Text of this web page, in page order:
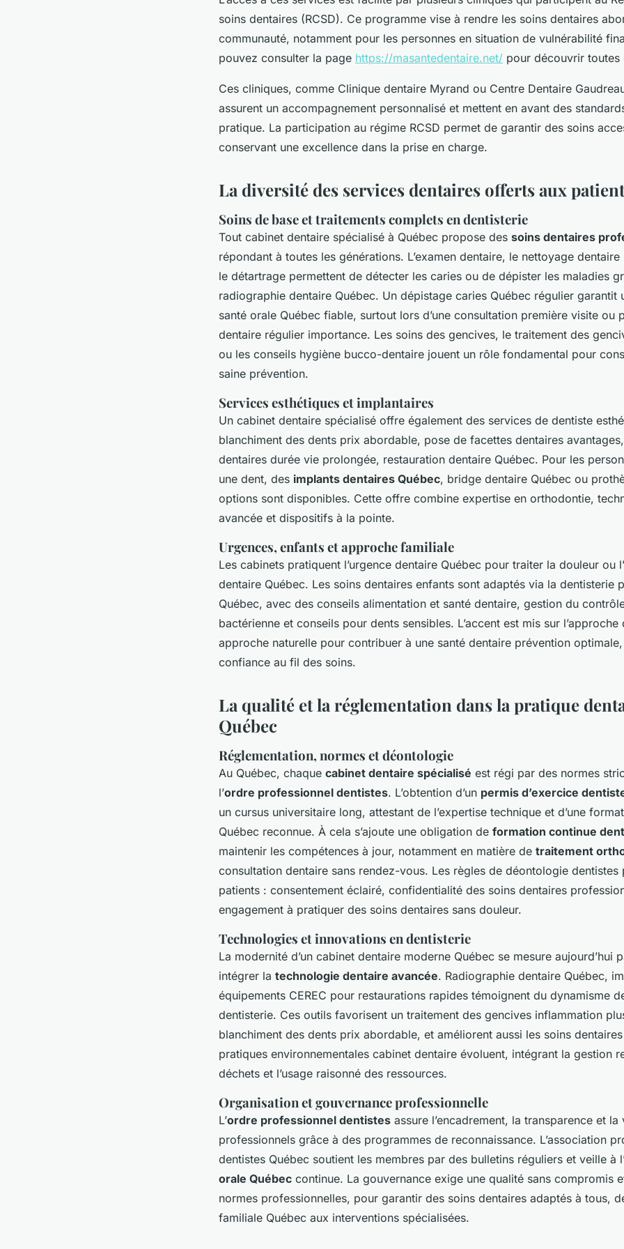
soins dentaires (RCSD). Ce programme vise à rendre les soins dentaires
communauté, notamment pour les personnes en situation de vulnérabilité
pouvez consulter la page https://masantedentaire.net/ pour découvrir toutes
Ces cliniques, comme Clinique dentaire Myrand ou Centre Dentaire
assurent un accompagnement personnalisé et mettent en avant des
pratique. La participation au régime RCSD permet de garantir des soins
conservant une excellence dans la prise en charge.
La diversité des services dentaires offerts aux
Soins de base et traitements complets en dentisterie
Tout cabinet dentaire spécialisé à Québec propose des soins dentaires
répondant à toutes les générations. L’examen dentaire, le nettoyage
le détartrage permettent de détecter les caries ou de dépister les maladies
radiographie dentaire Québec. Un dépistage caries Québec régulier garantit
santé orale Québec fiable, surtout lors d’une consultation première visite ou
dentaire régulier importance. Les soins des gencives, le traitement des
ou les conseils hygiène bucco-dentaire jouent un rôle fondamental pour
saine prévention.
Services esthétiques et implantaires
Un cabinet dentaire spécialisé offre également des services de dentiste
blanchiment des dents prix abordable, pose de facettes dentaires
dentaires durée vie prolongée, restauration dentaire Québec. Pour les
une dent, des implants dentaires Québec, bridge dentaire Québec ou
options sont disponibles. Cette offre combine expertise en orthodontie,
avancée et dispositifs à la pointe.
Urgences, enfants et approche familiale
Les cabinets pratiquent l’urgence dentaire Québec pour traiter la douleur ou
dentaire Québec. Les soins dentaires enfants sont adaptés via la dentisterie
Québec, avec des conseils alimentation et santé dentaire, gestion du
bactérienne et conseils pour dents sensibles. L’accent est mis sur
approche naturelle pour contribuer à une santé dentaire prévention
confiance au fil des soins.
La qualité et la réglementation dans la pratique
Québec
Réglementation, normes et déontologie
Au Québec, chaque cabinet dentaire spécialisé est régi par des normes
l’ordre professionnel dentistes. L’obtention d’un permis d’exercice
un cursus universitaire long, attestant de l’expertise technique et d’une
Québec reconnue. À cela s’ajoute une obligation de formation continue
maintenir les compétences à jour, notamment en matière de traitement
consultation dentaire sans rendez-vous. Les règles de déontologie dentistes
patients : consentement éclairé, confidentialité des soins dentaires
engagement à pratiquer des soins dentaires sans douleur.
Technologies et innovations en dentisterie
La modernité d’un cabinet dentaire moderne Québec se mesure aujourd’hui
intégrer la technologie dentaire avancée. Radiographie dentaire Québec,
équipements CEREC pour restaurations rapides témoignent du dynamisme
dentisterie. Ces outils favorisent un traitement des gencives inflammation
blanchiment des dents prix abordable, et améliorent aussi les soins
pratiques environnementales cabinet dentaire évoluent, intégrant la gestion
déchets et l’usage raisonné des ressources.
Organisation et gouvernance professionnelle
L’ordre professionnel dentistes assure l’encadrement, la transparence et
professionnels grâce à des programmes de reconnaissance. L’association
dentistes Québec soutient les membres par des bulletins réguliers et veille à
orale Québec continue. La gouvernance exige une qualité sans compromis
normes professionnelles, pour garantir des soins dentaires adaptés à tous,
familiale Québec aux interventions spécialisées.